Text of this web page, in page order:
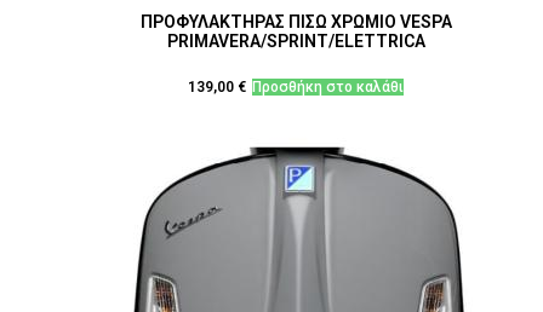
ΠΡΟΦΥΛΑΚΤΗΡΑΣ ΠΙΣΩ ΧΡΩΜΙΟ VESPA
PRIMAVERA/SPRINT/ELETTRICA
139,00 € Προσθήκη στο καλάθι